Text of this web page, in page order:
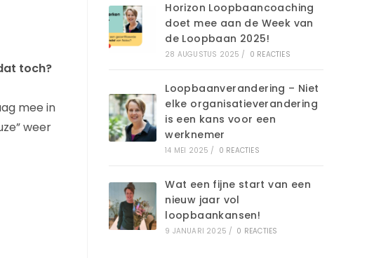
toch?
mee in
weer
Horizon Loopbaancoaching
doet mee aan de Week van
de Loopbaan 2025!
28 AUGUSTUS 2025 / 0 REACTIES
Loopbaanverandering – Niet
elke organisatieverandering
is een kans voor een
werknemer
14 MEI 2025 / 0 REACTIES
Wat een fijne start van een
nieuw jaar vol
loopbaankansen!
9 JANUARI 2025 / 0 REACTIES